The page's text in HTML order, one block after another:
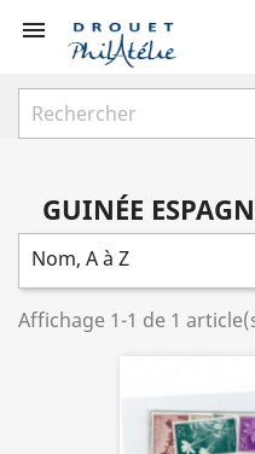

GUINÉE
Nom, A à Z
Affichage 1-1 de 1